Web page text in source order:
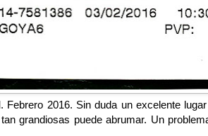
. Febrero 2016. Sin duda un excelente
grandiosas puede abrumar. Un